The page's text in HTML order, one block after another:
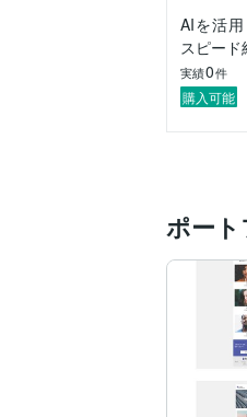
・
・LP
・バナ
・
使用
・
使用
・
・
・
AIを活
スピード
実績0件
購入可能
ポー